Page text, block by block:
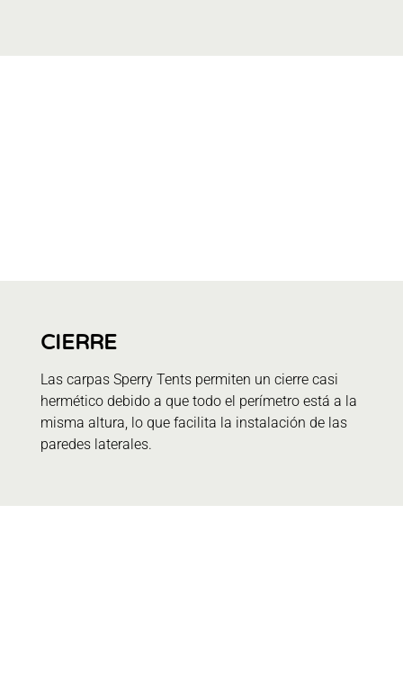
CIERRE
Las carpas Sperry Tents permiten un cierre casi
hermético debido a que todo el perímetro está a la
misma altura, lo que facilita la instalación de las
paredes laterales.